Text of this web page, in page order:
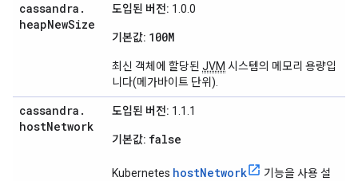
cassandra .
heapNewSize
도입된 버전: 1.0.0
기본값: 100M
최신 객체에 할당된 JVM 시스템의 메모리 용량입
니다(메가바이트 단위).
cassandra .
hostNetwork
도입된 버전: 1.1.1
기본값: false
Kubernetes hostNetwork
기능을 사용 설